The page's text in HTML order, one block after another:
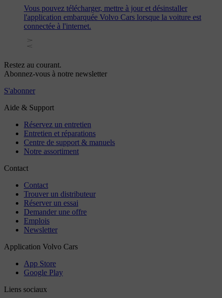
Vous pouvez télécharger, mettre à jour et désinstaller
l'application embarquée Volvo Cars lorsque la voiture est
connectée à l'internet.